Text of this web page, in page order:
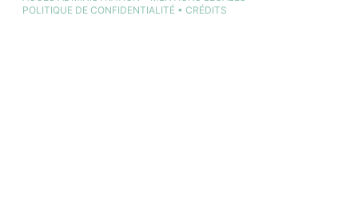
POLITIQUE DE CONFIDENTIALITÉ •CRÉDITS